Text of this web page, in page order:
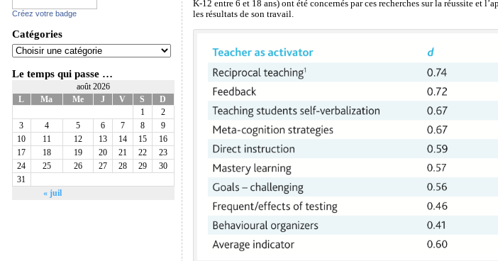
Créez votre badge
Catégories
Le temps qui passe …
août 2026
L
Ma Me J V S D
« juil
1
2
3
4 5 6 7 8
9
10
11 12 13 14 15
16
17
18 19 20 21 22
23
24
25 26 27 28 29
30
31
K-12 entre 6 et 18 ans) ont été concernés par ces recherches sur la réussite et
les résultats de son travail.